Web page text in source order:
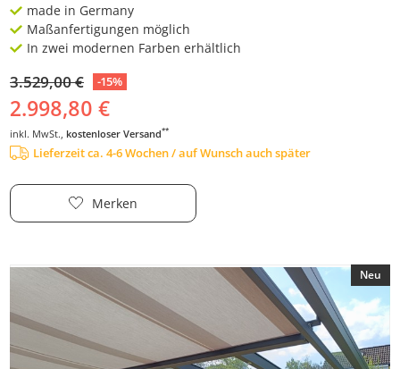
made in Germany
Maßanfertigungen möglich
In zwei modernen Farben erhältlich
3.529,00 € -15%
2.998,80 €
inkl. MwSt., kostenloser Versand**
Lieferzeit ca. 4-6 Wochen / auf Wunsch auch später
Merken
Neu